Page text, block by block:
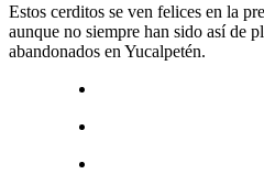
Estos cerditos se ven felices en la
aunque no siempre han sido así de
abandonados en Yucalpetén.